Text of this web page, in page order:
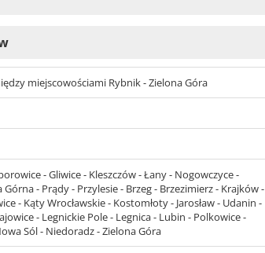
miejscowościami Rybnik - Zielona Góra
- Gliwice - Kleszczów - Łany - Nogowczyce -
- Prądy - Przylesie - Brzeg - Brzezimierz - Krajków -
- Kąty Wrocławskie - Kostomłoty - Jarosław - Udanin -
- Legnickie Pole - Legnica - Lubin - Polkowice -
Sól - Niedoradz - Zielona Góra